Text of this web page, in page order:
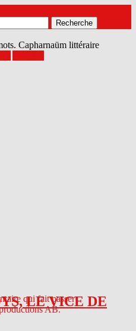
Capharnaüm littéraire
LE VICE DE